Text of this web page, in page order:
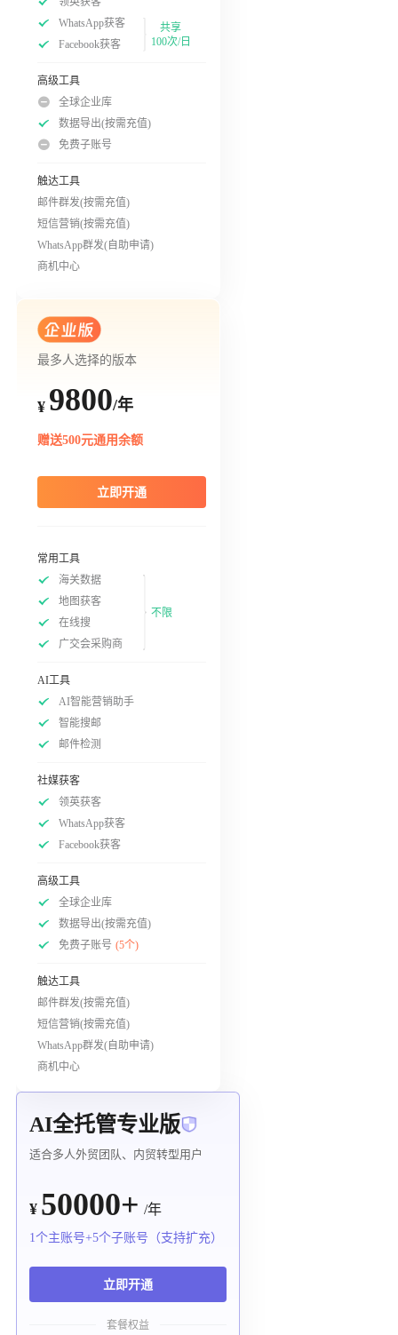
WhatsApp获客
Facebook获客
共享
100次/日
高级工具
全球企业库
数据导出(按需充值)
免费子账号
触达工具
邮件群发(按需充值)
短信营销(按需充值)
WhatsApp群发(自助申请)
商机中心
最多人选择的版本
¥ 9800/年
赠送500元通用余额
立即开通
常用工具
海关数据
地图获客
在线搜
广交会采购商
不限
AI工具
AI智能营销助手
智能搜邮
邮件检测
社媒获客
领英获客
WhatsApp获客
Facebook获客
高级工具
全球企业库
数据导出(按需充值)
免费子账号 (5个)
触达工具
邮件群发(按需充值)
短信营销(按需充值)
WhatsApp群发(自助申请)
商机中心
AI全托管专业版
适合多人外贸团队、内贸转型用户
¥ 50000+ /年
1个主账号+5个子账号（支持扩充）
立即开通
套餐权益